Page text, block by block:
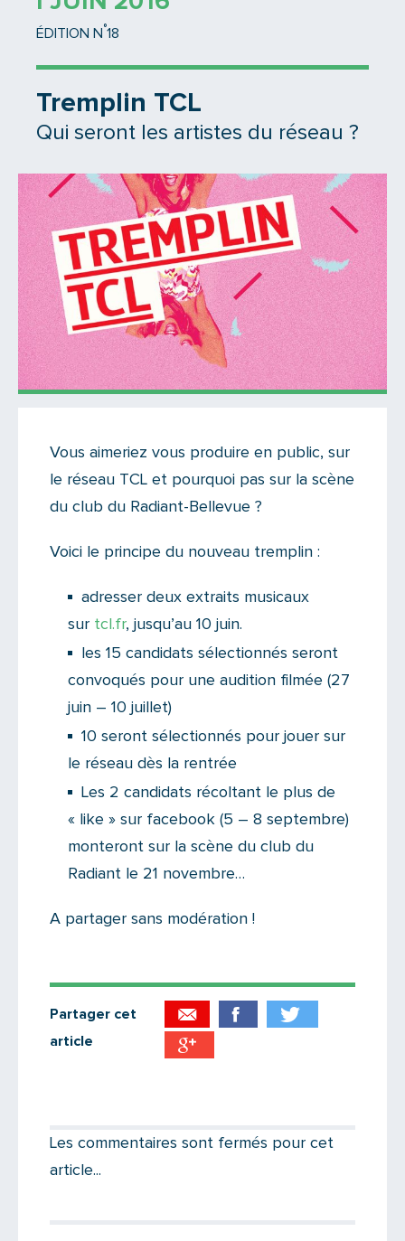
ÉDITION N °18
Tremplin TCL
Qui seront les artistes du réseau ?
Il n'y a aucun commentaire...
Ajoutez le vôtre
Vous aimeriez vous produire en public, sur
le réseau TCL et pourquoi pas sur la scène
du club du Radiant-Bellevue ?
Voici le principe du nouveau tremplin :
adresser deux extraits musicaux
sur tcl.fr, jusqu’au 10 juin.
les 15 candidats sélectionnés seront
convoqués pour une audition filmée (27
juin – 10 juillet)
10 seront sélectionnés pour jouer sur
le réseau dès la rentrée
Les 2 candidats récoltant le plus de
« like » sur facebook (5 – 8 septembre)
monteront sur la scène du club du
Radiant le 21 novembre…
A partager sans modération !
Partager cet
article
Les commentaires sont fermés pour cet
article...